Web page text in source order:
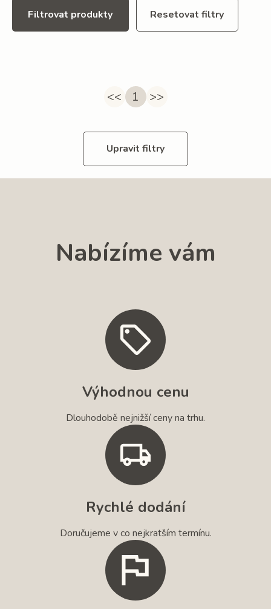
Filtrovat produkty Resetovat filtry
<< 1 >>
Upravit filtry
Nabízíme vám
Výhodnou cenu
Dlouhodobě nejnižší ceny na trhu.
Rychlé dodání
Doručujeme v co nejkratším termínu.